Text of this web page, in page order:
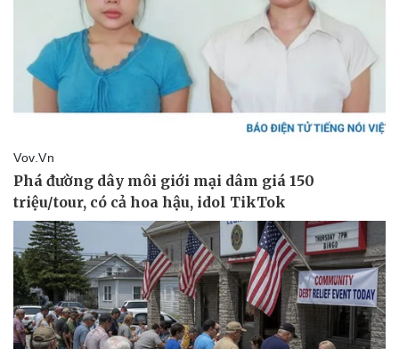
Doanh nghiệp
Thông tin doanh nghiệp
Doanh nghiệp 24h
Doanh nhân
Vì cộng đồng
Công nghệ
Sành điệu
Tin Công nghệ
Trải nghiệm
Chuyển đổi số